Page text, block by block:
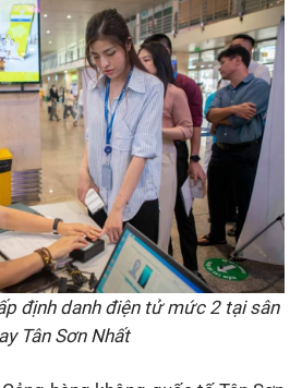
định danh điện tử mức 2 tại sân
Tân Sơn Nhất